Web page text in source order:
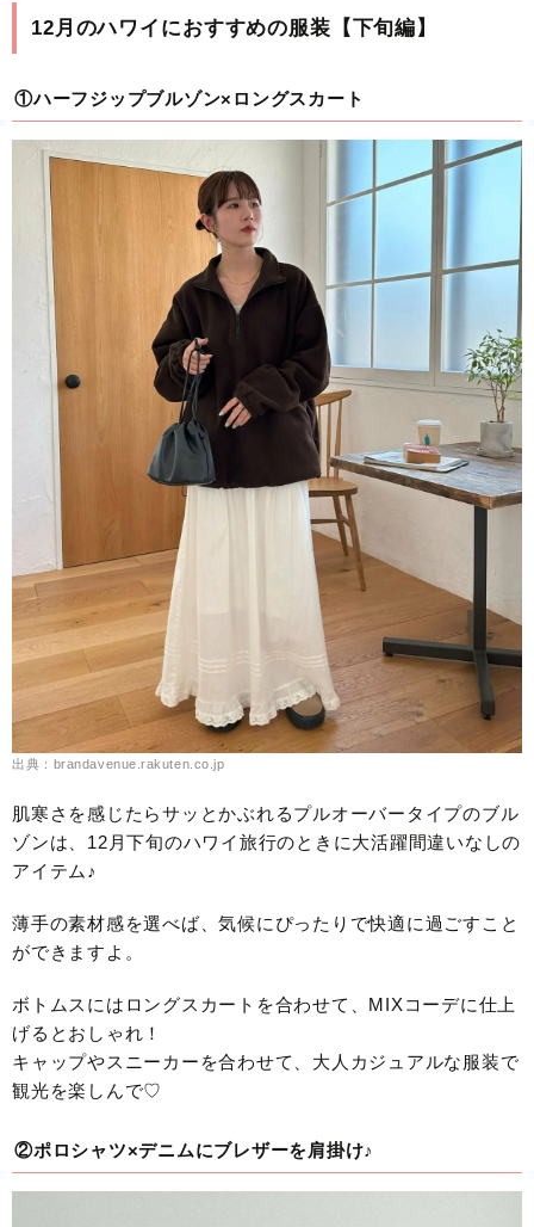
12月のハワイにおすすめの服装【下旬編】
①ハーフジップブルゾン×ロングスカート
出典：brandavenue.rakuten.co.jp
肌寒さを感じたらサッとかぶれるプルオーバータイプのブル
ゾンは、12月下旬のハワイ旅行のときに大活躍間違いなしの
アイテム♪
薄手の素材感を選べば、気候にぴったりで快適に過ごすこと
ができますよ。
ボトムスにはロングスカートを合わせて、MIXコーデに仕上
げるとおしゃれ！
キャップやスニーカーを合わせて、大人カジュアルな服装で
観光を楽しんで♡
②ポロシャツ×デニムにブレザーを肩掛け♪